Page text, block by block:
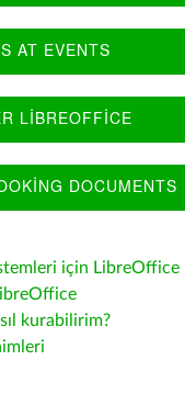
AT EVENTS
LIBREOFFICE
DOCUMENTS
için LibreOffice
kurabilirim?